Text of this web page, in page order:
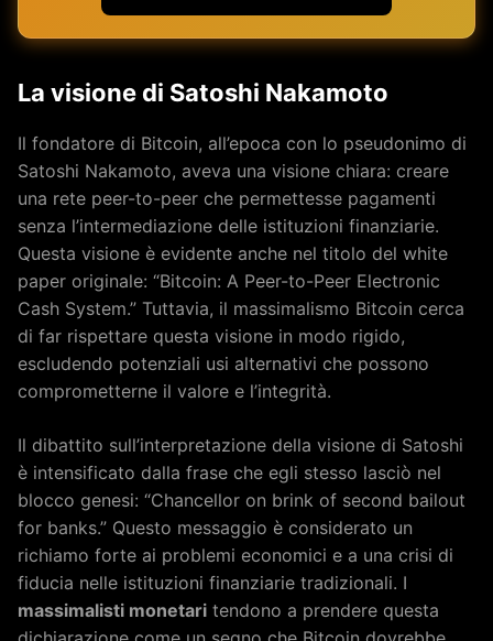
La visione di Satoshi Nakamoto
Il fondatore di Bitcoin, all’epoca con lo pseudonimo di
Satoshi Nakamoto, aveva una visione chiara: creare
una rete peer-to-peer che permettesse pagamenti
senza l’intermediazione delle istituzioni finanziarie.
Questa visione è evidente anche nel titolo del white
paper originale: “Bitcoin: A Peer-to-Peer Electronic
Cash System.” Tuttavia, il massimalismo Bitcoin cerca
di far rispettare questa visione in modo rigido,
escludendo potenziali usi alternativi che possono
comprometterne il valore e l’integrità.
Il dibattito sull’interpretazione della visione di Satoshi
è intensificato dalla frase che egli stesso lasciò nel
blocco genesi: “Chancellor on brink of second bailout
for banks.” Questo messaggio è considerato un
richiamo forte ai problemi economici e a una crisi di
fiducia nelle istituzioni finanziarie tradizionali. I
massimalisti monetari tendono a prendere questa